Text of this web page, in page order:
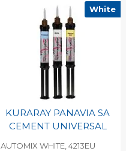
White
KURARAY PANAVIA SA
CEMENT UNIVERSAL
AUTOMIX WHITE, 4213EU